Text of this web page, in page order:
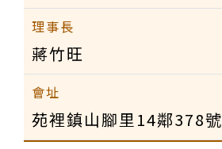
蔣竹旺
苑裡鎮山腳里14鄰378號